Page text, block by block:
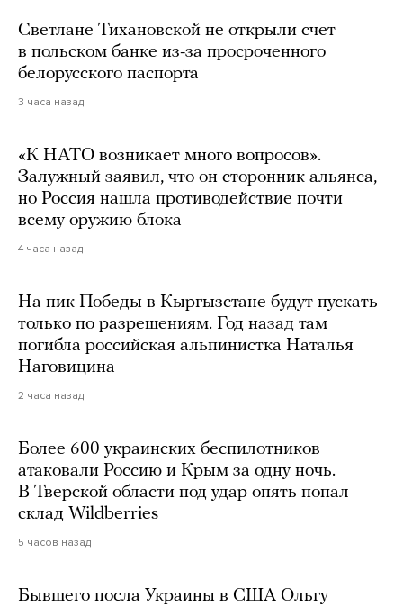
Светлане Тихановской не открыли счет
в польском банке из-за просроченного
белорусского паспорта
3 часа назад
«К НАТО возникает много вопросов».
Залужный заявил, что он сторонник альянса,
но Россия нашла противодействие почти
всему оружию блока
4 часа назад
На пик Победы в Кыргызстане будут пускать
только по разрешениям. Год назад там
погибла российская альпинистка Наталья
Наговицина
2 часа назад
Более 600 украинских беспилотников
атаковали Россию и Крым за одну ночь.
В Тверской области под удар опять попал
склад Wildberries
5 часов назад
Бывшего посла Украины в США Ольгу